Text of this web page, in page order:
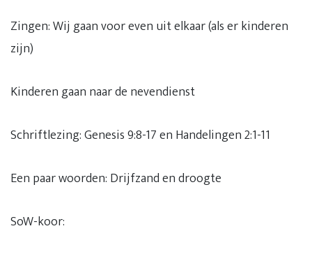
Zingen: Wij gaan voor even uit elkaar (als er kinderen
zijn)
Kinderen gaan naar de nevendienst
Schriftlezing: Genesis 9:8-17 en Handelingen 2:1-11
Een paar woorden: Drijfzand en droogte
SoW-koor: